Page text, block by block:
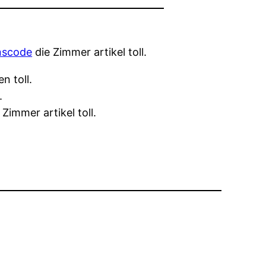
die Zimmer artikel toll.
toll.
artikel toll.